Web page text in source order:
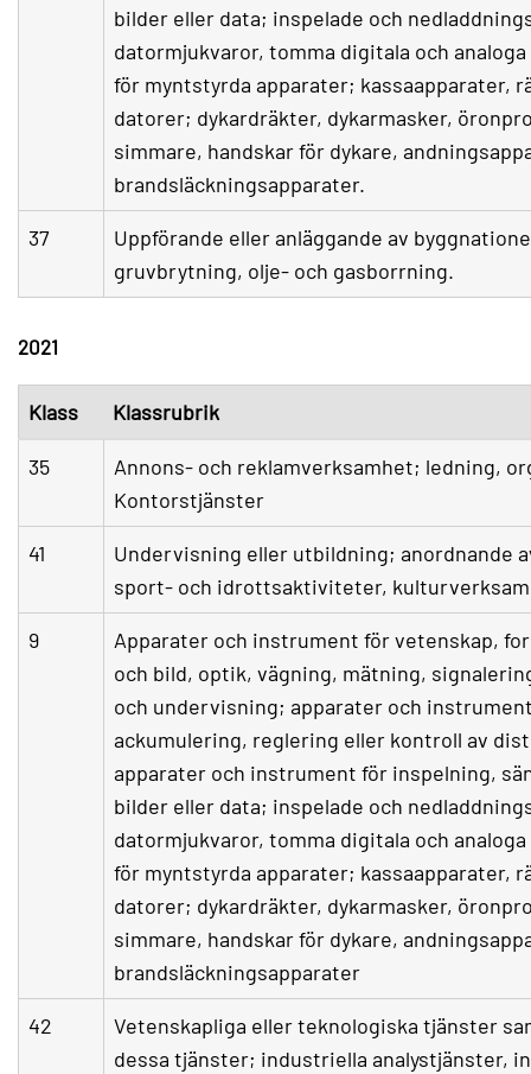
bilder eller data; inspelade och
datormjukvaror, tomma digitala och
för myntstyrda apparater; kassaapparater,
datorer; dykardräkter, dykarmasker,
simmare, handskar för dykare,
brandsläckningsapparater.
37
Uppförande eller anläggande av
gruvbrytning, olje- och gasborrning.
2021
Klass Klassrubrik
35
Annons- och reklamverksamhet; ledning,
Kontorstjänster
41
Undervisning eller utbildning; anordnande
sport- och idrottsaktiviteter,
9
Apparater och instrument för vetenskap,
och bild, optik, vägning, mätning,
och undervisning; apparater och
ackumulering, reglering eller kontroll av
apparater och instrument för inspelning,
bilder eller data; inspelade och
datormjukvaror, tomma digitala och
för myntstyrda apparater; kassaapparater,
datorer; dykardräkter, dykarmasker,
simmare, handskar för dykare,
brandsläckningsapparater
42
Vetenskapliga eller teknologiska tjänster
dessa tjänster; industriella analystjänster,